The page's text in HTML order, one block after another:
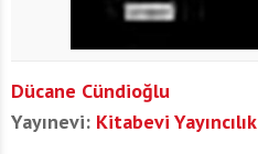
Dücane Cündioğlu
Yayınevi: Kitabevi Yayıncılık